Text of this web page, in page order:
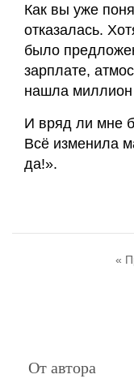
Как вы уже
отказалась.
было
зарплате,
нашла
И вряд ли мне
Всё изменила
да!».
«
От автора